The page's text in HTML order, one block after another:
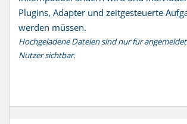
Plugins, Adapter und zeitgesteuerte
werden müssen.
Hochgeladene Dateien sind nur für
Nutzer sichtbar.